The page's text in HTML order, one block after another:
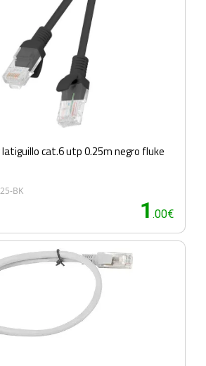
latiguillo cat.6 utp 0.25m negro fluke
BK
1 .00€